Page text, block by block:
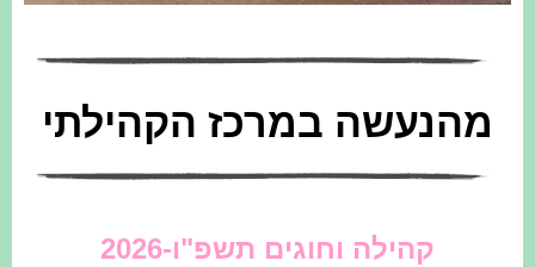
מהנעשה במרכז הקהילתי
קהילה וחוגים תשפ"ו-2026